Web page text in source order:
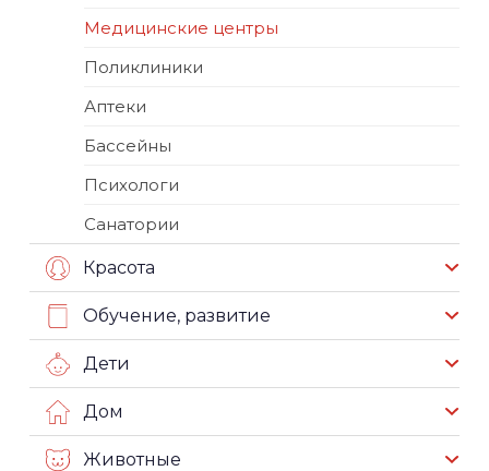
Медицинские центры
Поликлиники
Аптеки
Бассейны
Психологи
Санатории
Красота
Обучение, развитие
Дети
Дом
Животные